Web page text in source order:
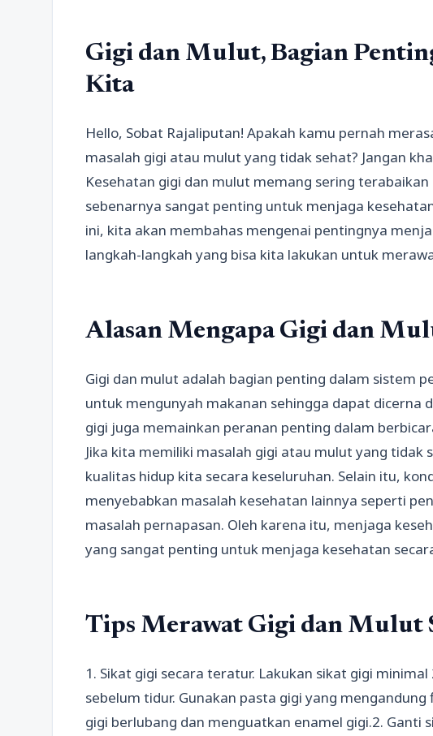
Gigi dan Mulut, Bagian
Kita
Hello, Sobat Rajaliputan! Apakah kamu pernah
masalah gigi atau mulut yang tidak sehat? Jangan
Kesehatan gigi dan mulut memang sering
sebenarnya sangat penting untuk menjaga
ini, kita akan membahas mengenai pentingnya
langkah-langkah yang bisa kita lakukan untuk
Alasan Mengapa Gigi dan
Gigi dan mulut adalah bagian penting dalam sistem
untuk mengunyah makanan sehingga dapat dicerna
gigi juga memainkan peranan penting dalam
Jika kita memiliki masalah gigi atau mulut yang tidak
kualitas hidup kita secara keseluruhan. Selain itu,
menyebabkan masalah kesehatan lainnya seperti
masalah pernapasan. Oleh karena itu, menjaga
yang sangat penting untuk menjaga kesehatan
Tips Merawat Gigi dan Mulut
1. Sikat gigi secara teratur. Lakukan sikat gigi
sebelum tidur. Gunakan pasta gigi yang
gigi berlubang dan menguatkan enamel gigi.2. Ganti